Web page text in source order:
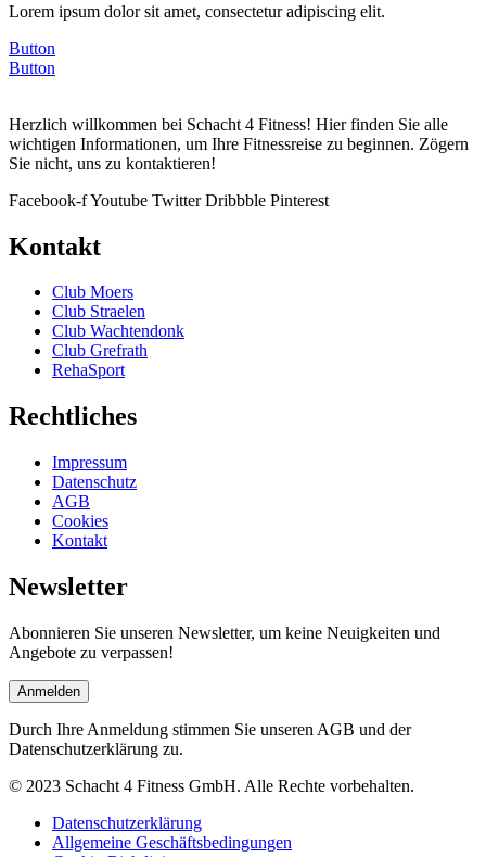
Lorem ipsum dolor sit amet, consectetur adipiscing elit.
Button
Button
Herzlich willkommen bei Schacht 4 Fitness! Hier finden Sie alle
wichtigen Informationen, um Ihre Fitnessreise zu beginnen. Zögern
Sie nicht, uns zu kontaktieren!
Facebook-fYoutube Twitter Dribbble Pinterest
Kontakt
Club Moers
Club Straelen
Club Wachtendonk
Club Grefrath
RehaSport
Rechtliches
Impressum
Datenschutz
AGB
Cookies
Kontakt
Newsletter
Abonnieren Sie unseren Newsletter, um keine Neuigkeiten und
Angebote zu verpassen!
Anmelden
Durch Ihre Anmeldung stimmen Sie unseren AGB und der
Datenschutzerklärung zu.
© 2023 Schacht 4 Fitness GmbH. Alle Rechte vorbehalten.
Datenschutzerklärung
Allgemeine Geschäftsbedingungen